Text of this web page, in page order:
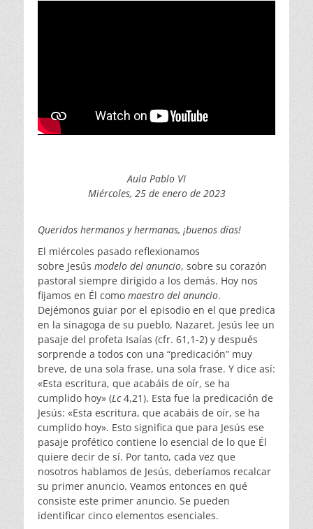
Aula Pablo VI
Miércoles, 25 de enero de 2023
Queridos hermanos y hermanas, ¡buenos días!
El miércoles pasado reflexionamos
sobre Jesús modelo del anuncio, sobre su corazón
pastoral siempre dirigido a los demás. Hoy nos
fijamos en Él como maestro del anuncio.
Dejémonos guiar por el episodio en el que predica
en la sinagoga de su pueblo, Nazaret. Jesús lee un
pasaje del profeta Isaías (cfr. 61,1-2) y después
sorprende a todos con una “predicación” muy
breve, de una sola frase, una sola frase. Y dice así:
«Esta escritura, que acabáis de oír, se ha
cumplido hoy» (Lc4,21). Esta fue la predicación de
Jesús: «Esta escritura, que acabáis de oír, se ha
cumplido hoy». Esto significa que para Jesús ese
pasaje profético contiene lo esencial de lo que Él
quiere decir de sí. Por tanto, cada vez que
nosotros hablamos de Jesús, deberíamos recalcar
su primer anuncio. Veamos entonces en qué
consiste este primer anuncio. Se pueden
identificar cinco elementos esenciales.